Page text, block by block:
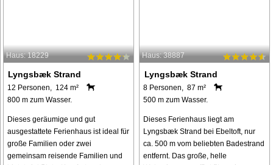
Haus: 18229
Lyngsbæk Strand
12 Personen, 124 m²
800 m zum Wasser.
Dieses geräumige und gut
ausgestattete Ferienhaus ist ideal für
große Familien oder zwei
gemeinsam reisende Familien und
Haus: 38887
Lyngsbæk Strand
8 Personen, 87 m²
500 m zum Wasser.
Dieses Ferienhaus liegt am
Lyngsbæk Strand bei Ebeltoft, nur
ca. 500 m vom beliebten Badestrand
entfernt. Das große, helle